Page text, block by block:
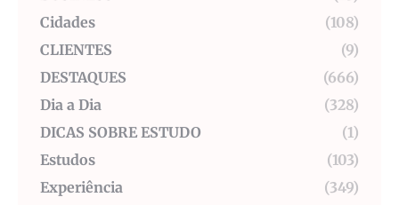
Cidades
(108)
CLIENTES
(9)
DESTAQUES
(666)
Dia a Dia
(328)
DICAS SOBRE ESTUDO
(1)
Estudos
(103)
Experiência
(349)